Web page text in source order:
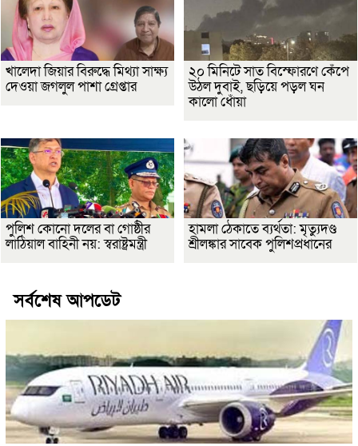
খালেদা জিয়ার বিরুদ্ধে মিথ্যা সাক্ষ্য
দেওয়া জগলুল পাশা গ্রেপ্তার
২০ মিনিটে সাত বিস্ফোরণে কেঁপে
উঠল দুবাই, ছড়িয়ে পড়ল ঘন
কালো ধোঁয়া
পুলিশ কোনো দলের বা গোষ্ঠীর
লাঠিয়াল বাহিনী নয়: স্বরাষ্ট্রমন্ত্রী
হামলা ঠেকাতে ব্যর্থতা: মৃত্যুদণ্ড
শ্রীলঙ্কার সাবেক পুলিশপ্রধানের
সর্বশেষ আপডেট